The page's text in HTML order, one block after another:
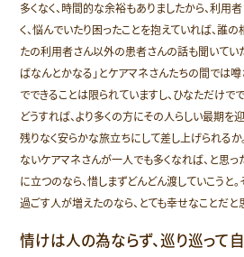
多くなく、時間的な余裕もありましたから、利用
く、悩んでいたり困ったことを抱えていれば、誰
たの利用者さん以外の患者さんの話も聞いてい
ばなんとかなる」とケアマネさんたちの間では
でできることは限られていますし、ひなただけで
どうすれば、より多くの方にその人らしい最期を
残りなく安らかな旅立ちにして差し上げられるか
ないケアマネさんが一人でも多くなれば、と思
に立つのなら、惜しまずどんどん渡していこうと
過ごす人が増えたのなら、とても幸せなことだと
情けは人の為ならず、巡り巡って